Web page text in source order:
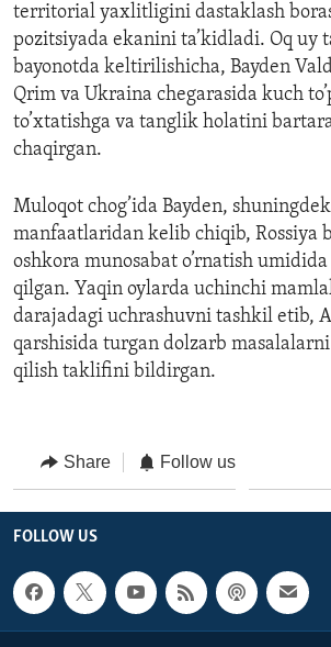
territorial yaxlitligini dastaklash
pozitsiyada ekanini ta’kidladi. Oq uy
bayonotda keltirilishicha, Bayden
Qrim va Ukraina chegarasida kuch
to’xtatishga va tanglik holatini
chaqirgan.
Muloqot chog’ida Bayden,
manfaatlaridan kelib chiqib, Rossiya
oshkora munosabat o’rnatish
qilgan. Yaqin oylarda uchinchi
darajadagi uchrashuvni tashkil etib,
qarshisida turgan dolzarb
qilish taklifini bildirgan.
Share Follow us
FOLLOW US